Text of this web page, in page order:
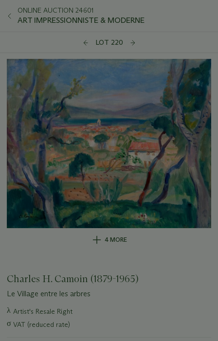
ONLINE AUCTION 24601
ART IMPRESSIONNISTE & MODERNE
LOT 220
4 MORE
Charles H. Camoin (1879-1965)
Le Village entre les arbres
Important
about
λ Artist's Resale Right
σ VAT (reduced rate)